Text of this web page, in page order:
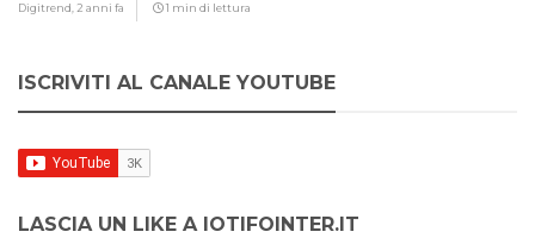
Digitrend, 2 anni fa 1 min di lettura
ISCRIVITI AL CANALE YOUTUBE
LASCIA UN LIKE A IOTIFOINTER.IT